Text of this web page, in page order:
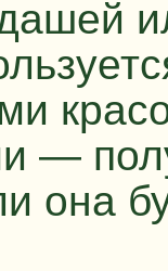
—
она